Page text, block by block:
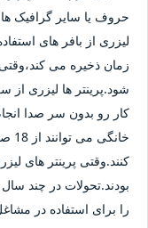
حروف یا سایر گرافیک
لیزری از بافر های
زمان ذخیره می
شود.پرینتر ها لیزری از
کار رو بدون سر صدا
کنند.وقتی پرینتر های
بودند.تحولات در چند
را برای استفاده در